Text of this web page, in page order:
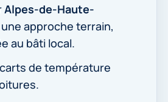
Alpes-de-Haute-
approche terrain,
au bâti local.
de température